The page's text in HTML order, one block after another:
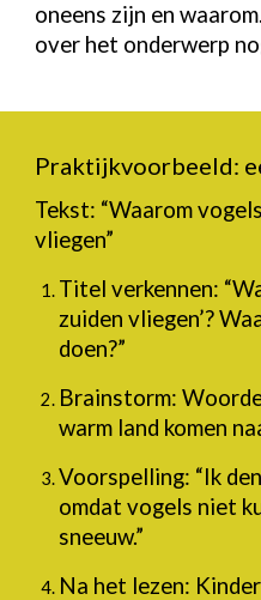
oneens zijn en
over het onderwerp
Praktijkvoorbeeld:
Tekst: “Waarom
vliegen”
Titel verkennen:
zuiden vliegen’?
doen?”
Brainstorm:
warm land komen
Voorspelling: “Ik
omdat vogels niet
sneeuw.”
Na het lezen: